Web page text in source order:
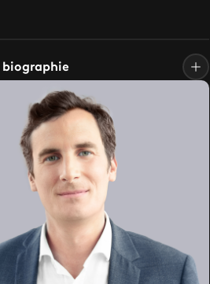
biographie